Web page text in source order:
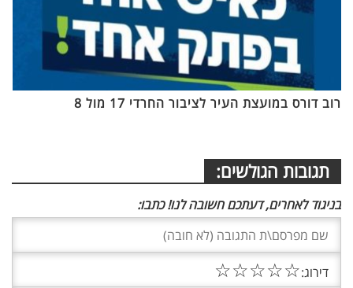
רוב דורס במועצת העיר לציבור החרדי 17 מול 8
תגובות הגולשים:
בניגוד לאחרים, דעתכם חשובה לנו! כתבו:
דירוג:☆
☆
☆
☆
☆